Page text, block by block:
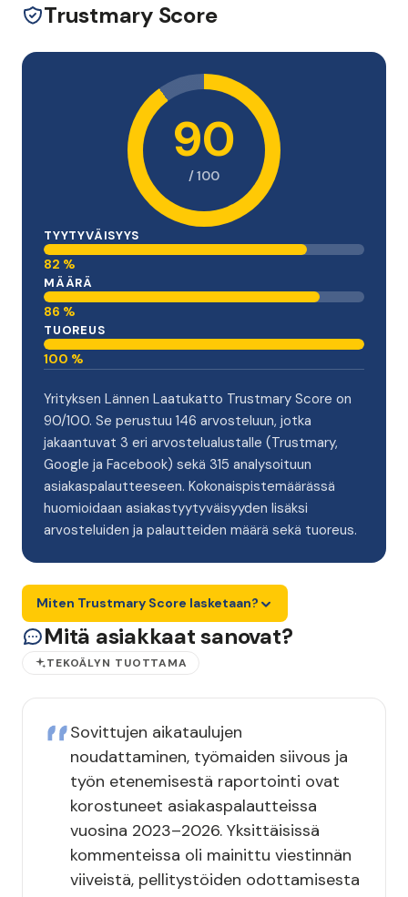
Trustmary Score
90
/ 100
TYYTYVÄISYYS
82 %
MÄÄRÄ
86 %
TUOREUS
100 %
Yrityksen Lännen Laatukatto Trustmary Score on
90/100. Se perustuu 146 arvosteluun, jotka
jakaantuvat 3 eri arvostelualustalle (Trustmary,
Google ja Facebook) sekä 315 analysoituun
asiakaspalautteeseen. Kokonaispistemäärässä
huomioidaan asiakastyytyväisyyden lisäksi
arvosteluiden ja palautteiden määrä sekä tuoreus.
Miten Trustmary Score lasketaan?
Mitä asiakkaat sanovat?
TEKOÄLYN TUOTTAMA
Sovittujen aikataulujen
noudattaminen, työmaiden siivous ja
työn etenemisestä raportointi ovat
korostuneet asiakaspalautteissa
vuosina 2023–2026. Yksittäisissä
kommenteissa oli mainittu viestinnän
viiveistä, pellitystöiden odottamisesta